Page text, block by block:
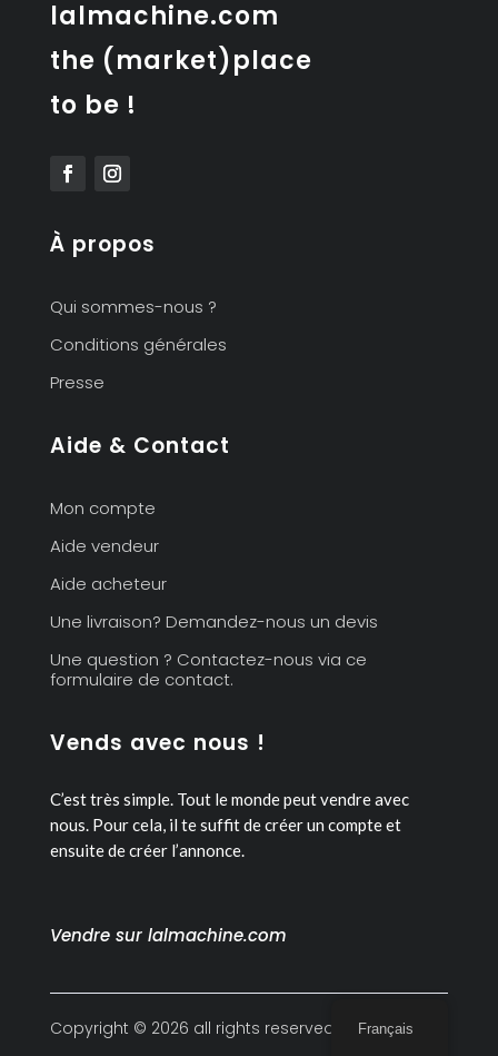
lalmachine.com
the (market)place
to be !
À propos
Qui sommes-nous ?
Conditions générales
Presse
Aide & Contact
Mon compte
Aide vendeur
Aide acheteur
Une livraison? Demandez-nous un devis
Une question ? Contactez-nous via ce
formulaire de contact.
Vends avec nous !
C’est très simple. Tout le monde peut vendre avec
nous. Pour cela, il te suffit de créer un compte et
ensuite de créer l’annonce.
Vendre sur lalmachine.com
Copyright © 2026 all rights reserved Français